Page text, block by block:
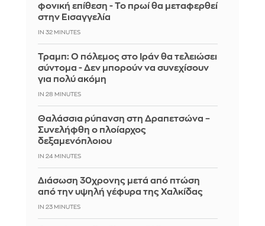
φονική επίθεση - Το πρωί θα μεταφερθεί
στην Εισαγγελία
IN 32 MINUTES
Τραμπ: Ο πόλεμος στο Ιράν θα τελειώσει
σύντομα - Δεν μπορούν να συνεχίσουν
για πολύ ακόμη
IN 28 MINUTES
Θαλάσσια ρύπανση στη Δραπετσώνα –
Συνελήφθη ο πλοίαρχος
δεξαμενόπλοιου
IN 24 MINUTES
Διάσωση 30χρονης μετά από πτώση
από την υψηλή γέφυρα της Χαλκίδας
IN 23 MINUTES